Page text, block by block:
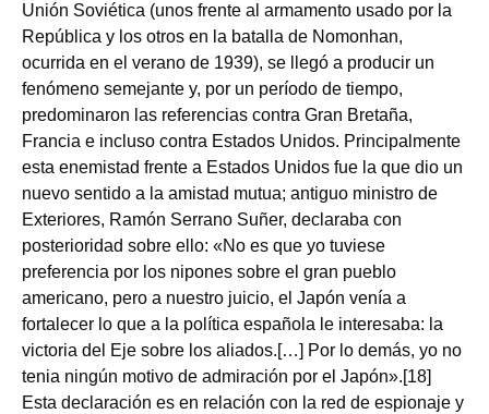
Unión Soviética (unos frente al armamento usado por la
República y los otros en la batalla de Nomonhan,
ocurrida en el verano de 1939), se llegó a producir un
fenómeno semejante y, por un período de tiempo,
predominaron las referencias contra Gran Bretaña,
Francia e incluso contra Estados Unidos. Principalmente
esta enemistad frente a Estados Unidos fue la que dio un
nuevo sentido a la amistad mutua; antiguo ministro de
Exteriores, Ramón Serrano Suñer, declaraba con
posterioridad sobre ello: «No es que yo tuviese
preferencia por los nipones sobre el gran pueblo
americano, pero a nuestro juicio, el Japón venía a
fortalecer lo que a la política española le interesaba: la
victoria del Eje sobre los aliados.[…] Por lo demás, yo no
tenia ningún motivo de admiración por el Japón».[18]
Esta declaración es en relación con la red de espionaje y